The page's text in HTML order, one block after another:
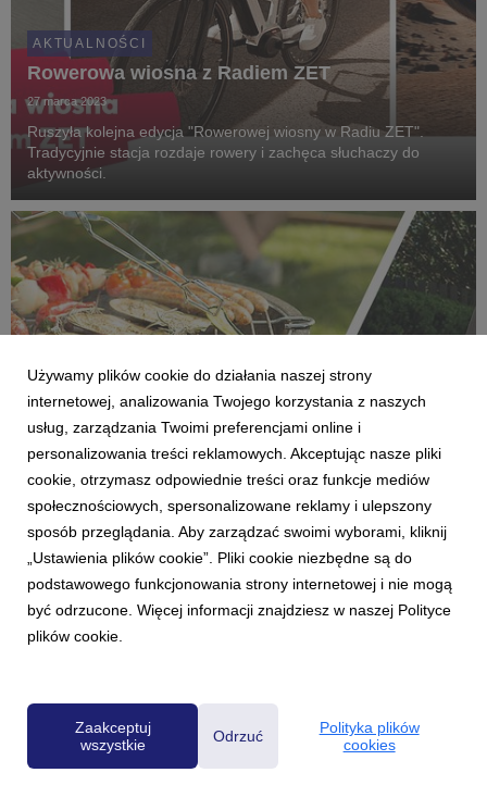
AKTUALNOŚCI
Rowerowa wiosna z Radiem ZET
27 marca 2023
Ruszyła kolejna edycja "Rowerowej wiosny w Radiu ZET".
Tradycyjnie stacja rozdaje rowery i zachęca słuchaczy do
aktywności.
AKTUALNOŚCI
"Wielka majówka Radia ZET" zbliża się...
27 kwietnia 2022
W sobotę, 30 kwietnia br., wystartuje "Wielka majówka Radia
ZET", a wraz z nią sezon na grillowanie. Tym razem plenerowa
akcja będzie miała charakter objazdowy, a stacja odwiedzi
Używamy plików cookie do działania naszej strony
internetowej, analizowania Twojego korzystania z naszych
usług, zarządzania Twoimi preferencjami online i
personalizowania treści reklamowych. Akceptując nasze pliki
cookie, otrzymasz odpowiednie treści oraz funkcje mediów
społecznościowych, spersonalizowane reklamy i ulepszony
sposób przeglądania. Aby zarządzać swoimi wyborami, kliknij
„Ustawienia plików cookie”. Pliki cookie niezbędne są do
podstawowego funkcjonowania strony internetowej i nie mogą
być odrzucone. Więcej informacji znajdziesz w naszej Polityce
plików cookie.
Zaakceptuj
wszystkie
Odrzuć
Polityka plików
cookies